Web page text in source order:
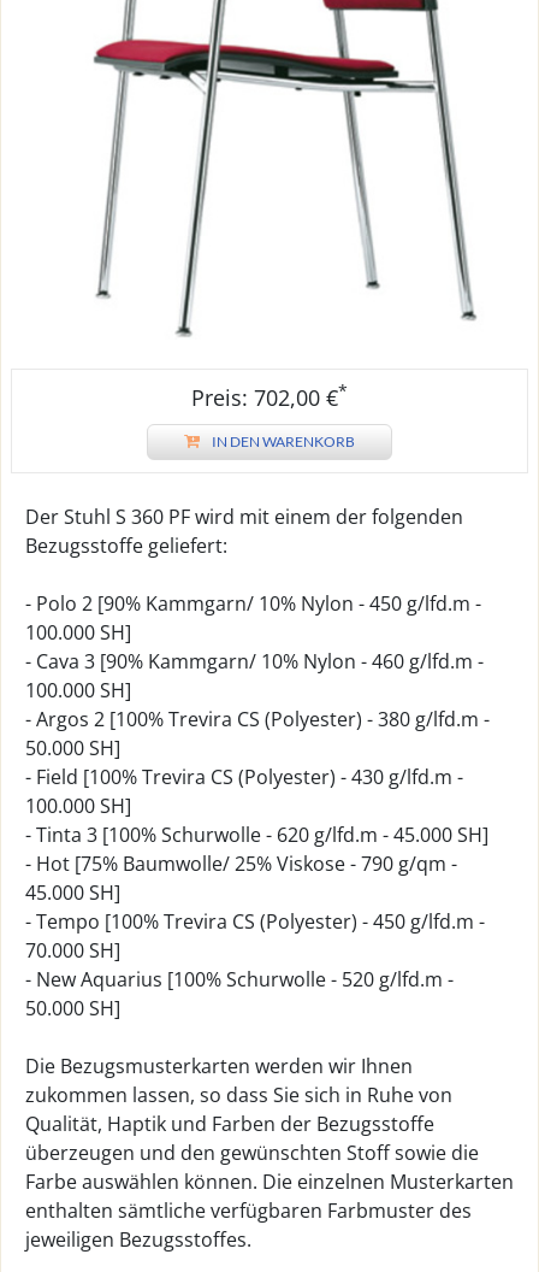
Preis: 702,00 €*
IN DEN WARENKORB
Der Stuhl S 360 PF wird mit einem der folgenden
Bezugsstoffe geliefert:
- Polo 2 [90% Kammgarn/ 10% Nylon - 450 g/lfd.m -
100.000 SH]
- Cava 3 [90% Kammgarn/ 10% Nylon - 460 g/lfd.m -
100.000 SH]
- Argos 2 [100% Trevira CS (Polyester) - 380 g/lfd.m -
50.000 SH]
- Field [100% Trevira CS (Polyester) - 430 g/lfd.m -
100.000 SH]
- Tinta 3 [100% Schurwolle - 620 g/lfd.m - 45.000 SH]
- Hot [75% Baumwolle/ 25% Viskose - 790 g/qm -
45.000 SH]
- Tempo [100% Trevira CS (Polyester) - 450 g/lfd.m -
70.000 SH]
- New Aquarius [100% Schurwolle - 520 g/lfd.m -
50.000 SH]
Die Bezugsmusterkarten werden wir Ihnen
zukommen lassen, so dass Sie sich in Ruhe von
Qualität, Haptik und Farben der Bezugsstoffe
überzeugen und den gewünschten Stoff sowie die
Farbe auswählen können. Die einzelnen Musterkarten
enthalten sämtliche verfügbaren Farbmuster des
jeweiligen Bezugsstoffes.